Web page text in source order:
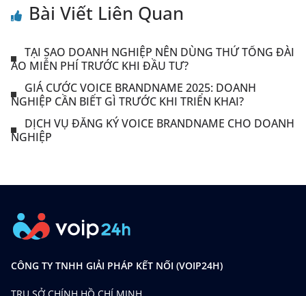
Bài Viết Liên Quan
TẠI SAO DOANH NGHIỆP NÊN DÙNG THỬ TỔNG ĐÀI
ẢO MIỄN PHÍ TRƯỚC KHI ĐẦU TƯ?
GIÁ CƯỚC VOICE BRANDNAME 2025: DOANH
NGHIỆP CẦN BIẾT GÌ TRƯỚC KHI TRIỂN KHAI?
DỊCH VỤ ĐĂNG KÝ VOICE BRANDNAME CHO DOANH
NGHIỆP
CÔNG TY TNHH GIẢI PHÁP KẾT NỐI (VOIP24H)